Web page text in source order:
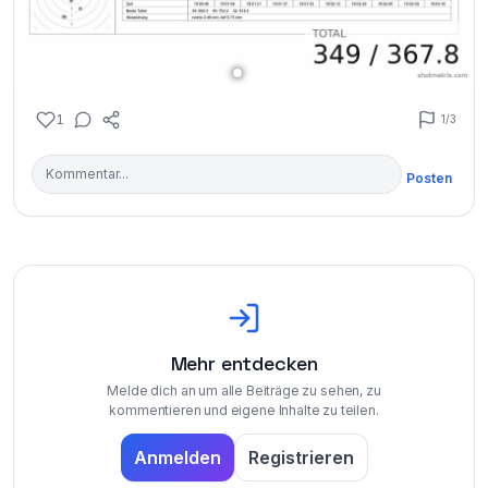
1 1/3
Posten
Mehr entdecken
Melde dich an um alle Beiträge zu sehen, zu
kommentieren und eigene Inhalte zu teilen.
Anmelden Registrieren